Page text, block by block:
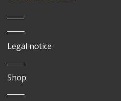
Legal notice
Shop